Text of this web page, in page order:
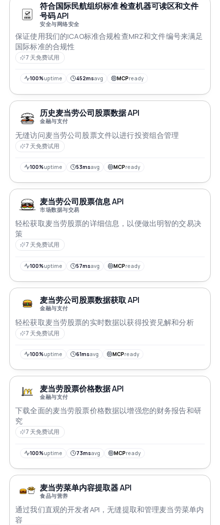
符合国际民航组织标准 检查机器可读区和文件
号码 API
安全与网络安全
保证使用我们的ICAO标准合规检查MRZ和文件编号来满足
国际标准的合规性
7 天免费试用
100%uptime 452msavg MCPready
历史麦当劳公司股票数据 API
金融与支付
无缝访问麦当劳公司股票文件以进行投资组合管理
7 天免费试用
100%uptime 53msavg MCPready
麦当劳公司股票信息 API
市场数据与交易
轻松获取麦当劳股票的详细信息，以便做出明智的交易决
策
7 天免费试用
100%uptime 57msavg MCPready
麦当劳公司股票数据获取 API
金融与支付
轻松获取麦当劳股票的实时数据以获得投资见解和分析
7 天免费试用
100%uptime 61msavg MCPready
麦当劳股票价格数据 API
金融与支付
下载全面的麦当劳股票价格数据以增强您的财务报告和研
究
7 天免费试用
100%uptime 73msavg MCPready
麦当劳菜单内容提取器 API
食品与营养
通过我们直观的开发者API，无缝提取和管理麦当劳菜单内
容